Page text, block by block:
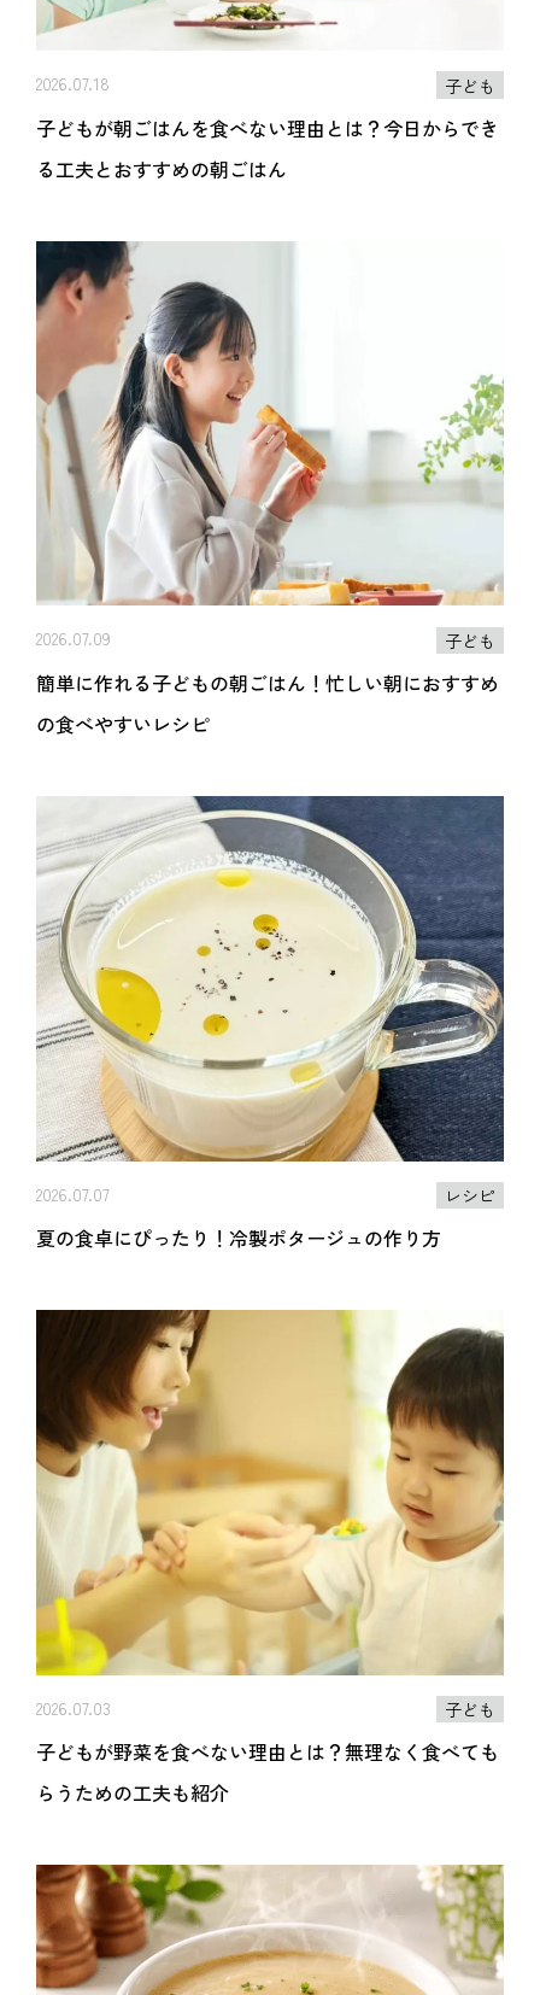
子ども
子どもが朝ごはんを食べない理由とは？今日からでき
る工夫とおすすめの朝ごはん
2026.07.18
子ども
簡単に作れる子どもの朝ごはん！忙しい朝におすすめ
の食べやすいレシピ
2026.07.09
レシピ
夏の食卓にぴったり！冷製ポタージュの作り方
2026.07.07
子ども
子どもが野菜を食べない理由とは？無理なく食べても
らうための工夫も紹介
2026.07.03